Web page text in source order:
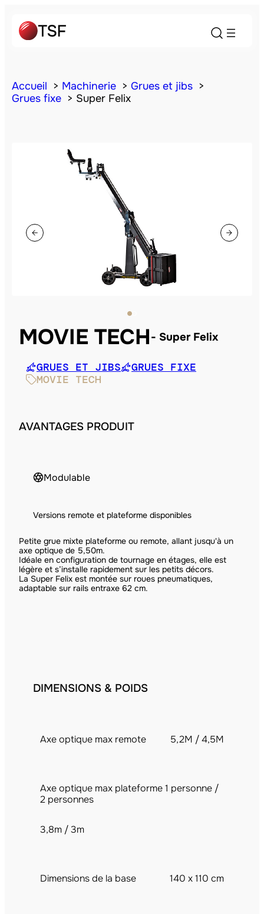
Accueil Machinerie
Grues et jibs
Grues fixe
Super Felix
MOVIE TECH Super Felix
GRUES ET JIBS
GRUES FIXE
MOVIE TECH
AVANTAGES PRODUIT
Modulable
Versions remote et plateforme disponibles
Petite grue mixte plateforme ou remote, allant jusqu'à un
axe optique de 5,50m.
Idéale en configuration de tournage en étages, elle est
légère et s’installe rapidement sur les petits décors.
La Super Felix est montée sur roues pneumatiques,
adaptable sur rails entraxe 62 cm.
DIMENSIONS & POIDS
Axe optique max remote 5,2M / 4,5M
Axe optique max plateforme 1 personne /
2 personnes
3,8m / 3m
Dimensions de la base 140 x 110 cm